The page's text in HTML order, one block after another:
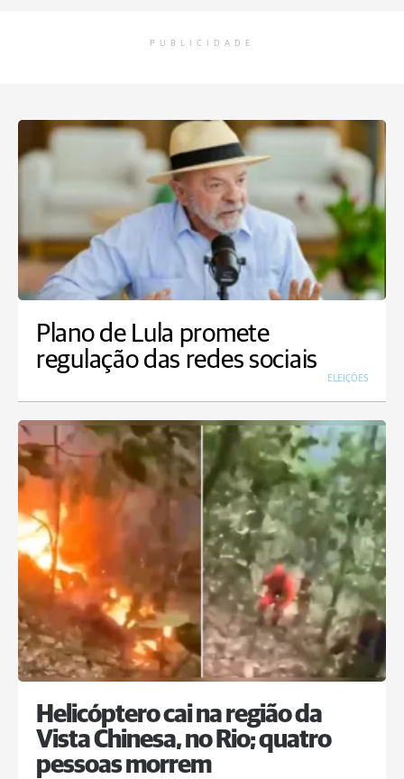
PUBLICIDADE
Plano de Lula promete
regulação das redes sociais
ELEIÇÕES
Helicóptero cai na região da
Vista Chinesa, no Rio; quatro
pessoas morrem